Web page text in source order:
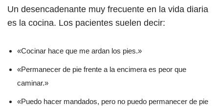
Un desencadenante muy frecuente en la vida diaria
es la cocina. Los pacientes suelen decir:
«Cocinar hace que me ardan los pies.»
«Permanecer de pie frente a la encimera es peor que
caminar.»
«Puedo hacer mandados, pero no puedo permanecer de pie